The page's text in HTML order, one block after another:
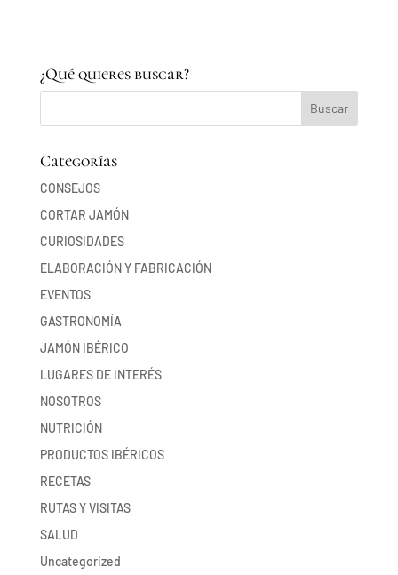
¿Qué quieres buscar?
Categorías
CONSEJOS
CORTAR JAMÓN
CURIOSIDADES
ELABORACIÓN Y FABRICACIÓN
EVENTOS
GASTRONOMÍA
JAMÓN IBÉRICO
LUGARES DE INTERÉS
NOSOTROS
NUTRICIÓN
PRODUCTOS IBÉRICOS
RECETAS
RUTAS Y VISITAS
SALUD
Uncategorized